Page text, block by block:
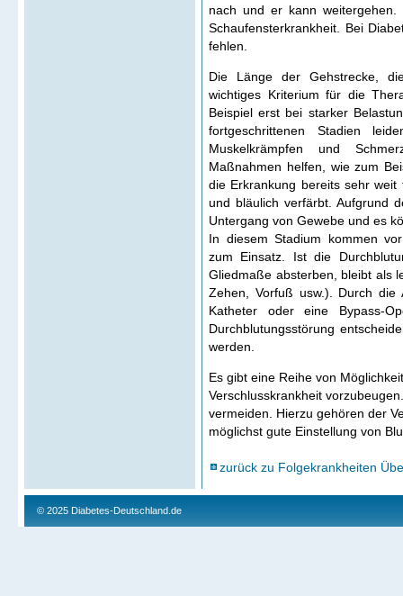
nach und er kann
Schaufensterkrankheit. Bei
fehlen.
Die Länge der Gehstrecke,
wichtiges Kriterium für die
Beispiel erst bei starker
fortgeschrittenen Stadien
Muskelkrämpfen und
Maßnahmen helfen, wie zum
die Erkrankung bereits sehr
und bläulich verfärbt. Aufgrund
Untergang von Gewebe und es
In diesem Stadium kommen
zum Einsatz. Ist die
Gliedmaße absterben, bleibt als
Zehen, Vorfuß usw.). Durch die
Katheter oder eine Bypass-
Durchblutungsstörung
werden.
Es gibt eine Reihe von
Verschlusskrankheit
vermeiden. Hierzu gehören der
möglichst gute Einstellung von
zurück zu Folgekrankheiten
© 2025 Diabetes-Deutschland.de